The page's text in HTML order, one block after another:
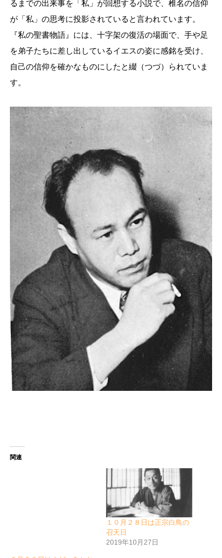
るまでの出来事を「私」が回想する小説で、椎名の信仰
が「私」の思考に投影されていると言われています。
『私の聖書物語』には、十字架の復活の場面で、手や足
を弟子たちに差し出しているイエスの姿に感銘を受け、
自己の信仰を確かなものにしたと綴（つづ）られていま
す。
関連
１０月２８日は正宗白鳥の
召天日
2019年10月27日